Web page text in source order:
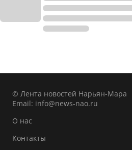
© Лента новостей Нарьян-Мара
Email: info@news-nao.ru
О нас
Контакты